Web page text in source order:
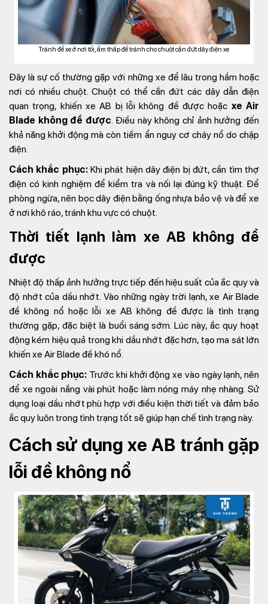
Tránh để xe ở nơi tối, ẩm thấp để tránh cho chuột cắn đứt dây điện xe
Đây là sự cố thường gặp với những xe để lâu trong hầm hoặc
nơi có nhiều chuột. Chuột có thể cắn đứt các dây dẫn điện
quan trọng, khiến xe AB bị lỗi không đề được hoặc xe Air
Blade không đề được. Điều này không chỉ ảnh hưởng đến
khả năng khởi động mà còn tiềm ẩn nguy cơ cháy nổ do chập
điện.
Cách khắc phục:Khi phát hiện dây điện bị đứt, cần tìm thợ
điện có kinh nghiệm để kiểm tra và nối lại đúng kỹ thuật. Để
phòng ngừa, nên bọc dây điện bằng ống nhựa bảo vệ và để xe
ở nơi khô ráo, tránh khu vực có chuột.
Thời tiết lạnh làm xe AB không đề
được
Nhiệt độ thấp ảnh hưởng trực tiếp đến hiệu suất của ắc quy và
độ nhớt của dầu nhớt. Vào những ngày trời lạnh, xe Air Blade
đề không nổ hoặc lỗi xe AB không đề được là tình trạng
thường gặp, đặc biệt là buổi sáng sớm. Lúc này, ắc quy hoạt
động kém hiệu quả trong khi dầu nhớt đặc hơn, tạo ma sát lớn
khiến xe Air Blade đề khó nổ.
Cách khắc phục: Trước khi khởi động xe vào ngày lạnh, nên
để xe ngoài nắng vài phút hoặc làm nóng máy nhẹ nhàng. Sử
dụng loại dầu nhớt phù hợp với điều kiện thời tiết và đảm bảo
ắc quy luôn trong tình trạng tốt sẽ giúp hạn chế tình trạng này.
Cách sử dụng xe AB tránh gặp
lỗi đề không nổ